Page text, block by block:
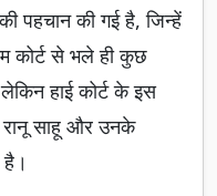
पहचान की गई है, जिन्हें
कोर्ट से भले ही कुछ
हाई कोर्ट के इस
रानू साहू और उनके
है।